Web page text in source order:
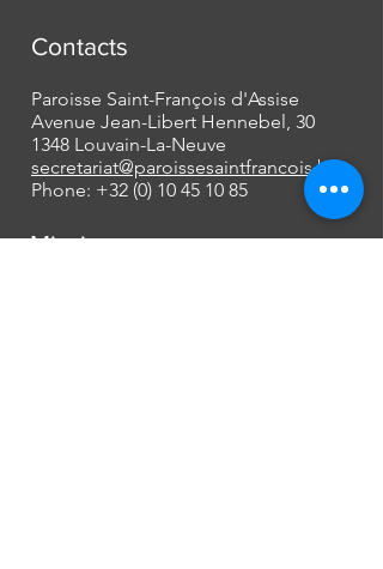
Contacts
Paroisse Saint-François d'Assise
Avenue Jean-Libert Hennebel, 30
1348 Louvain-La-Neuve
secretariat@paroissesaintfrancois.be
Phone: +32 (0) 10 45 10 85
Missions